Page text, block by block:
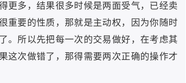
更多，结果很多时候是两面受气，已经卖
重要的性质，那就是主动权，因为你随时
。所以先把每一次的交易做好，在考虑其
这次做错了，那得需要两次正确的操作才